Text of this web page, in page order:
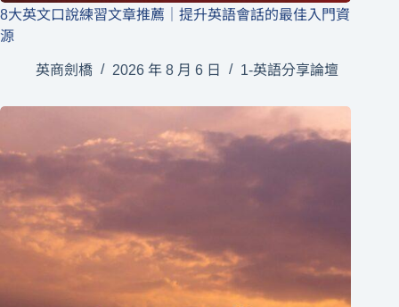
8大英文口說練習文章推薦｜提升英語會話的最佳入門資
源
英商劍橋 2026 年 8 月 6 日 1-英語分享論壇